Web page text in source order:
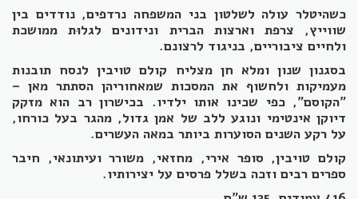
כשהיטלר עולה לשלטון בני המשפחה נרדפים, נודדים בין
שווייץ, צרפת וארצות הברית ונידונים לגלוּת ממושכת
ולחיים ציבוריים, בניגוד לרצונם.
בסגנון שנון ומלא חן מצליח קולם טויבין לנסח תובנות
מעמיקות ולחשוף את המסכות שמאחוריהן הסתתר מאן –
"הקוסם", כפי שכינו אותו ילדיו. בכישרון רב הוא מזקק
דיוקן אינטימי ונוגע ללב של אמן גדול, מהגר בעל כורחו,
על רקע השנים הסוערות ביותר במאה העשרים.
קולם טויבין, סופר אירי, מחזאי, משורר ועיתונאי, חיבר
ספרים רבים וזכה בשלל פרסים על יצירותיו.